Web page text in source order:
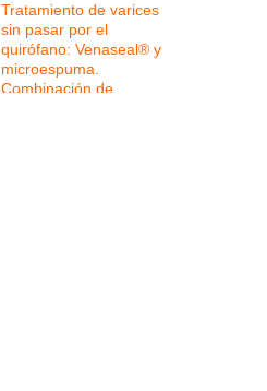
Tratamiento de varices
sin pasar por el
quirófano: Venaseal® y
microespuma.
Combinación de